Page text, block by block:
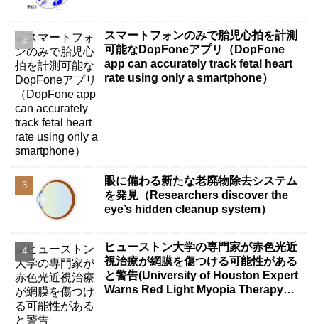
スマートフォンのみで胎児心拍を計測
可能なDopFoneアプリ（DopFone
app can accurately track fetal heart
rate using only a smartphone）
眼に備わる新たな老廃物除去システム
を発見（Researchers discover the
eye’s hidden cleanup system）
ヒューストン大学の専門家が赤色光近
視治療が網膜を傷つける可能性がある
と警告(University of Houston Expert
Warns Red Light Myopia Therapy